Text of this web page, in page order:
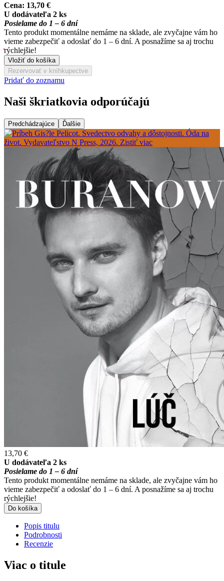
Cena: 13,70 €
U dodávateľa 2 ks
Posielame do 1 – 6 dní
Tento produkt momentálne nemáme na sklade, ale zvyčajne vám ho
vieme zabezpečiť a odoslať do 1 – 6 dní. A posnažíme sa aj trochu
rýchlejšie!
Vložiť do košíka
Rezervovať v kníhkupectve
Pridať do zoznamu
Naši škriatkovia odporúčajú
Predchádzajúce Ďalšie
13,70 €
U dodávateľa 2 ks
Posielame do 1 – 6 dní
Tento produkt momentálne nemáme na sklade, ale zvyčajne vám ho
vieme zabezpečiť a odoslať do 1 – 6 dní. A posnažíme sa aj trochu
rýchlejšie!
Do košíka
Popis titulu
Podrobnosti
Recenzie
Viac o titule